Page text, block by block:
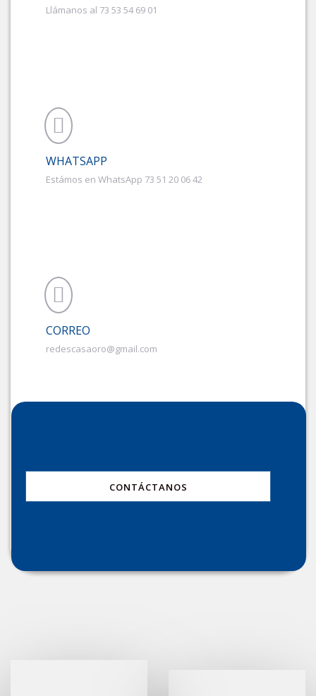
Llámanos al 73 53 54 69 01
WHATSAPP
Estámos en WhatsApp 73 51 20 06 42
CORREO
redescasaoro@gmail.com
CONTÁCTANOS